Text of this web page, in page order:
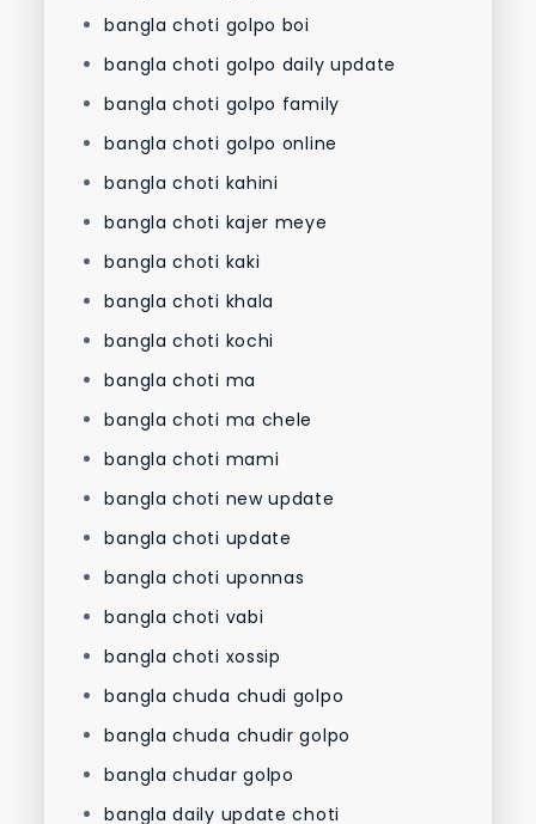
bangla choti golpo boi
bangla choti golpo daily update
bangla choti golpo family
bangla choti golpo online
bangla choti kahini
bangla choti kajer meye
bangla choti kaki
bangla choti khala
bangla choti kochi
bangla choti ma
bangla choti ma chele
bangla choti mami
bangla choti new update
bangla choti update
bangla choti uponnas
bangla choti vabi
bangla choti xossip
bangla chuda chudi golpo
bangla chuda chudir golpo
bangla chudar golpo
bangla daily update choti